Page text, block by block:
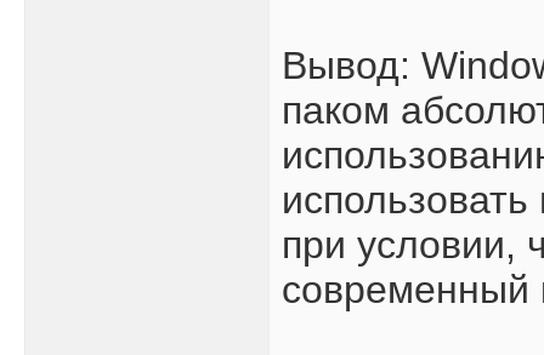
Вывод:
паком
при условии,